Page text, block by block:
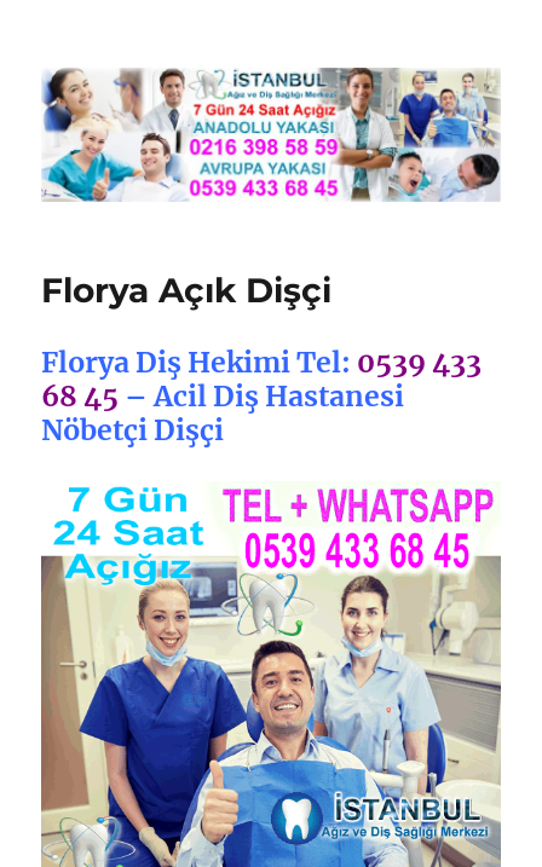
Nöbetçi Dişçi İstanbul
Florya Açık Dişçi
Florya Diş Hekimi Tel: 0539 433
68 45 – Acil Diş Hastanesi
Nöbetçi Dişçi